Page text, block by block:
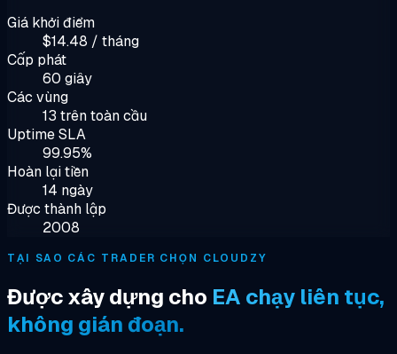
Giá khởi điểm
$14.48 / tháng
Cấp phát
60 giây
Các vùng
13 trên toàn cầu
Uptime SLA
99.95%
Hoàn lại tiền
14 ngày
Được thành lập
2008
TẠI SAO CÁC TRADER CHỌN CLOUDZY
Được xây dựng cho EA chạy liên tục,
không gián đoạn.